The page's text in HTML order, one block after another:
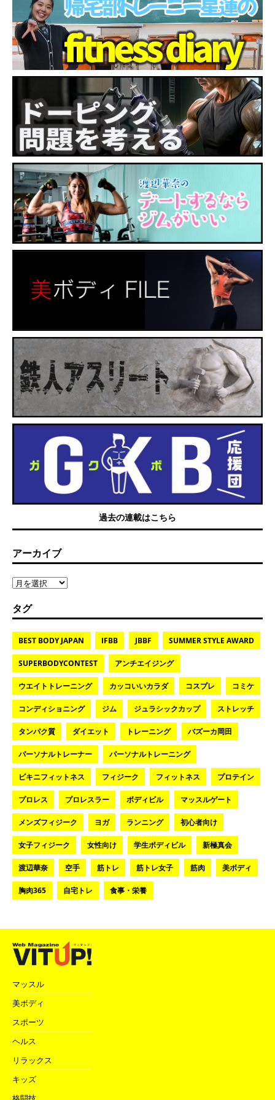
過去の連載はこちら
アーカイブ
タグ
BEST BODY JAPAN IFBB JBBF SUMMER STYLE AWARD
SUPERBODYCONTEST アンチエイジング
ウエイトトレーニング カッコいいカラダ コスプレ コミケ
コンディショニング ジム ジュラシックカップ ストレッチ
タンパク質 ダイエット トレーニング バズーカ岡田
パーソナルトレーナー パーソナルトレーニング
ビキニフィットネス フィジーク フィットネス プロテイン
プロレス プロレスラー ボディビル マッスルゲート
メンズフィジーク ヨガ ランニング 初心者向け
女子フィジーク 女性向け 学生ボディビル 新極真会
渡辺華奈 空手 筋トレ 筋トレ女子 筋肉 美ボディ
胸肉365 自宅トレ 食事・栄養
マッスル
美ボディ
スポーツ
ヘルス
リラックス
キッズ